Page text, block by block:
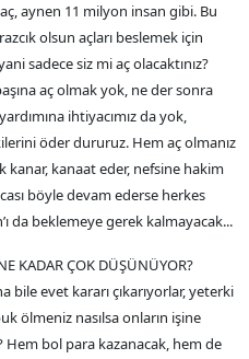
aynen 11 milyon insan gibi. Bu
olsun açları beslemek için
sadece siz mi aç olacaktınız?
aç olmak yok, ne der sonra
ihtiyacımız da yok,
öder dururuz. Hem aç olmanız
kanar, kanaat eder, nefsine hakim
böyle devam ederse herkes
da beklemeye gerek kalmayacak...
KADAR ÇOK DÜŞÜNÜYOR?
bile evet kararı çıkarıyorlar, yeterki
ölmeniz nasılsa onların işine
Hem bol para kazanacak, hem de